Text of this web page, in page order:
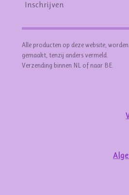
Inschrijven
Alle producten op deze website,
gemaakt, tenzij anders vermeld.
Verzending binnen NL of naar BE.